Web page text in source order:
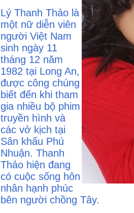
Lý Thanh Thảo là
một nữ diễn viên
người Việt Nam
sinh ngày 11
tháng 12 năm
1982 tại Long An,
được công chúng
biết đến khi tham
gia nhiều bộ phim
truyền hình và
các vở kịch tại
Sân khấu Phú
Nhuận. Thanh
Thảo hiện đang
có cuộc sống hôn
nhân hạnh phúc
bên người chồng Tây.